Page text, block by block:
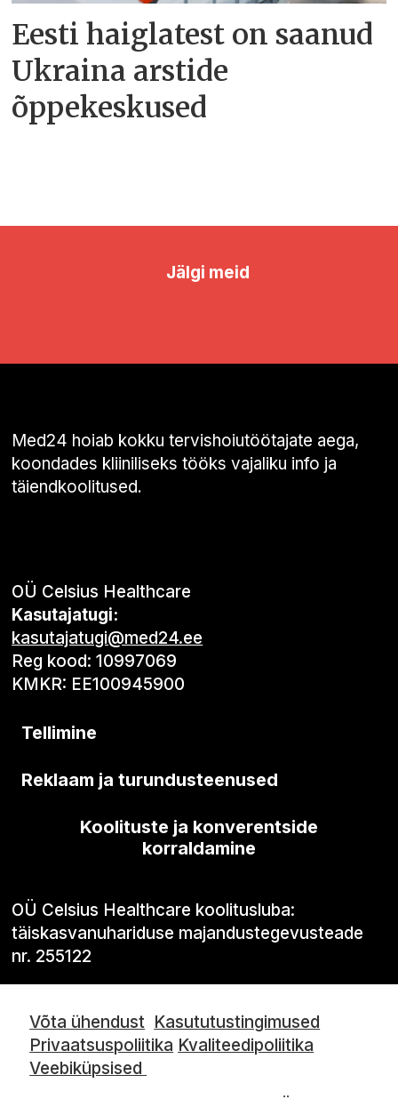
Eesti haiglatest on saanud
Ukraina arstide
õppekeskused
Jälgi meid
Med24 hoiab kokku tervishoiutöötajate aega,
koondades kliiniliseks tööks vajaliku info ja
täiendkoolitused.
OÜ Celsius Healthcare
Kasutajatugi:
kasutajatugi@med24.ee
Reg kood: 10997069
KMKR: EE100945900
Tellimine
Reklaam ja turundusteenused
Koolituste ja konverentside
korraldamine
OÜ Celsius Healthcare koolitusluba:
täiskasvanuhariduse majandustegevusteade
nr. 255122
Võta ühendust Kasututustingimused
Privaatsuspoliitika Kvaliteedipoliitika
Veebiküpsised